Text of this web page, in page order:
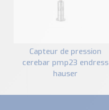
capteur de pression
cerebar pmp23 endress
hauser